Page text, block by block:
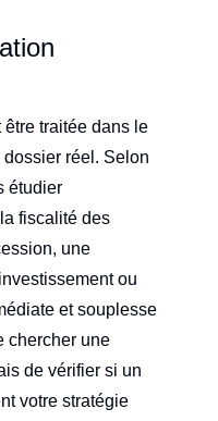
traitée dans le
réel. Selon
étudier
la fiscalité des
une
ou
et souplesse
chercher une
de vérifier si un
votre stratégie